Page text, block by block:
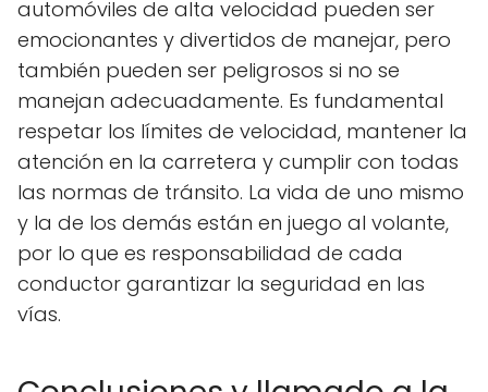
automóviles de alta velocidad pueden ser
emocionantes y divertidos de manejar, pero
también pueden ser peligrosos si no se
manejan adecuadamente. Es fundamental
respetar los límites de velocidad, mantener la
atención en la carretera y cumplir con todas
las normas de tránsito. La vida de uno mismo
y la de los demás están en juego al volante,
por lo que es responsabilidad de cada
conductor garantizar la seguridad en las
vías.